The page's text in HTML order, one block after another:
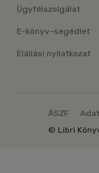
Ügyfélszolgálat
E-könyv-segédlet
Elállási nyilatkozat
ÁSZF
© Libri